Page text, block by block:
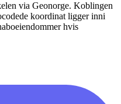
via Geonorge. Koblingen
koordinat ligger inni
hvis